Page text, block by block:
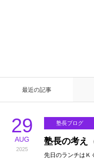
最近の記事
29
AUG
2025
塾長ブログ
塾長の考え
先日のランチはＫ
お問い合わせ